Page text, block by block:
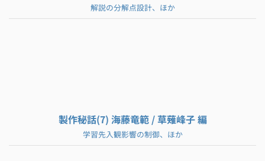
解説の分解点設計、ほか
製作秘話(7) 海藤竜範 / 草薙峰子 編
学習先入観影響の制御、ほか